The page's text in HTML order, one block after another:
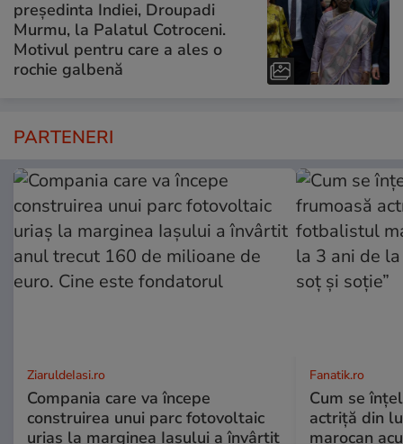
președinta Indiei, Droupadi
Murmu, la Palatul Cotroceni.
Motivul pentru care a ales o
rochie galbenă
PARTENERI
ZiaruldeIasi.ro
Compania care va începe
construirea unui parc fotovoltaic
uriaș la marginea Iașului a învârtit
Fanatik.ro
Cum se
actriță din
marocan